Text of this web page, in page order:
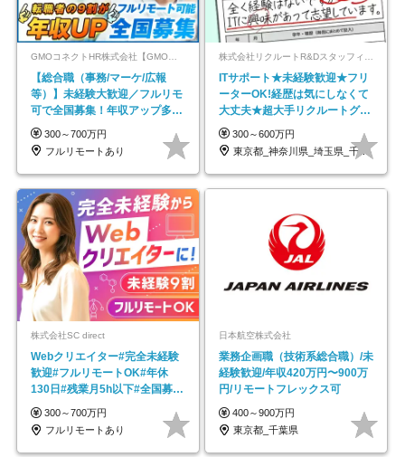
GMOコネクトHR株式会社【GMOインターネットグループ】
【総合職（事務/マーケ/広報
等）】未経験大歓迎／フルリモ
可で全国募集！年収アップ多数
★年休最大130日★
300～700万円
フルリモートあり
ITサポート★未経験歓迎★フリ
ーターOK!経歴は気にしなくて
大丈夫★超大手リクルートグル
ープの正社員/sg
300～600万円
東京都_神奈川県_埼玉県_千葉県_大阪府…
株式会社SC direct
Webクリエイター#完全未経験
歓迎#フルリモートOK#年休
130日#残業月5h以下#全国募集
#最大1年の研修
300～700万円
フルリモートあり
日本航空株式会社
業務企画職（技術系総合職）/未
経験歓迎/年収420万円〜900万
円/リモートフレックス可
400～900万円
東京都_千葉県